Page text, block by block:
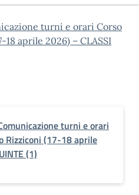
turni e orari Corso
18 aprile 2026) – CLASSI
turni e orari
Rizziconi (17-18 aprile
(1)